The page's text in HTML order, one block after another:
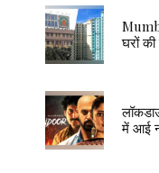
घरों
में आई